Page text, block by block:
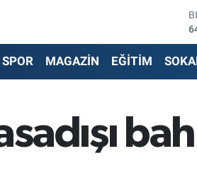
SPOR MAGAZİN EĞİTİM